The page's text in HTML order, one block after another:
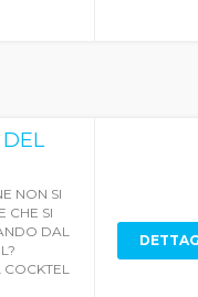
NON SI
CHE SI
DAL
COCKTEL